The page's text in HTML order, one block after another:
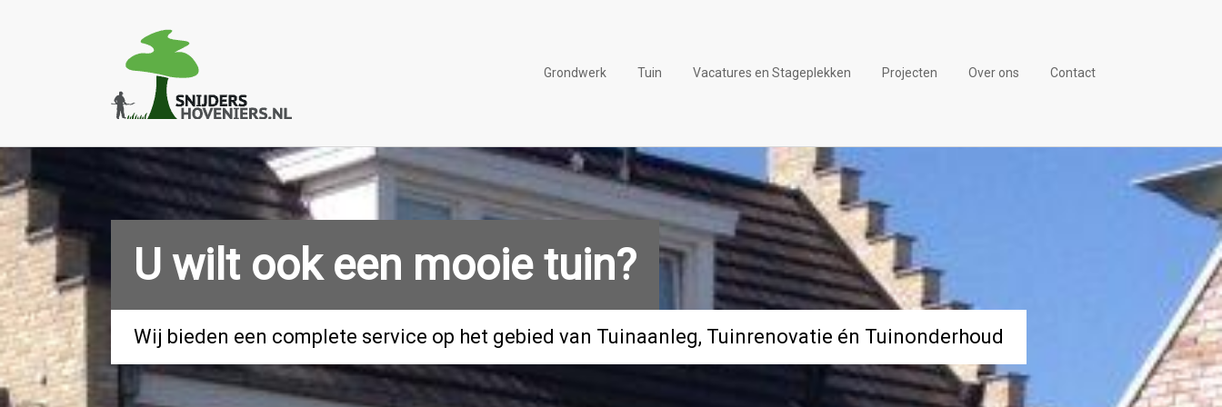
Grondwerk Tuin Vacatures en Stageplekken Projecten Over ons Contact
U wilt ook een mooie tuin?
Wij bieden een complete service op het gebied van Tuinaanleg, Tuinrenovatie én Tuinonderhoud